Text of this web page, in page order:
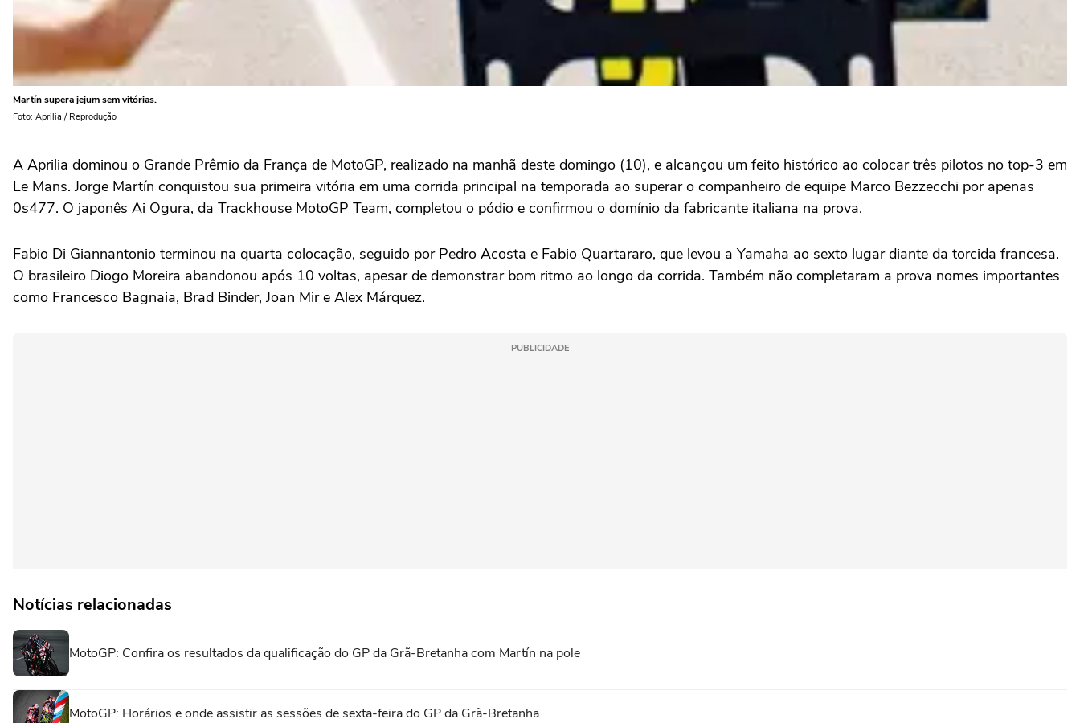
Martín supera jejum sem vitórias.
Foto: Aprilia / Reprodução
A Aprilia dominou o Grande Prêmio da França de MotoGP, realizado na manhã deste domingo (10), e alcançou um feito histórico ao colocar três pilotos no top-3 em
Le Mans. Jorge Martín conquistou sua primeira vitória em uma corrida principal na temporada ao superar o companheiro de equipe Marco Bezzecchi por apenas
0s477. O japonês Ai Ogura, da Trackhouse MotoGP Team, completou o pódio e confirmou o domínio da fabricante italiana na prova.
Fabio Di Giannantonio terminou na quarta colocação, seguido por Pedro Acosta e Fabio Quartararo, que levou a Yamaha ao sexto lugar diante da torcida francesa.
O brasileiro Diogo Moreira abandonou após 10 voltas, apesar de demonstrar bom ritmo ao longo da corrida. Também não completaram a prova nomes importantes
como Francesco Bagnaia, Brad Binder, Joan Mir e Alex Márquez.
PUBLICIDADE
Notícias relacionadas
MotoGP: Confira os resultados da qualificação do GP da Grã-Bretanha com Martín na pole
MotoGP: Horários e onde assistir as sessões de sexta-feira do GP da Grã-Bretanha